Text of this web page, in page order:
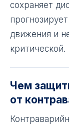
сохраняет
движения и
критической.
Чем
от